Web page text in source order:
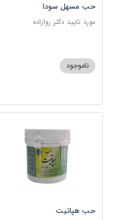
حب مسهل سودا
مورد تایید دکتر روازاده
ناموجود
حب هپاتیت